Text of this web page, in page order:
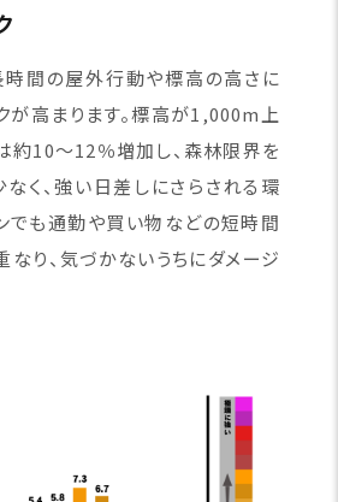
時間の屋外行動や標高の高さに
が高まります。標高が1,000m上
約10〜12％増加し、森林限界を
く、強い日差しにさらされる環
でも通勤や買い物などの短時間
り、気づかないうちにダメージ